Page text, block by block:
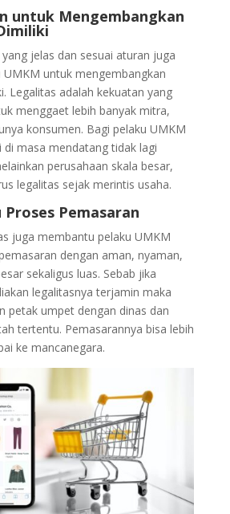
untuk Mengembangkan
jelas dan sesuai aturan juga
untuk mengembangkan
Legalitas adalah kekuatan yang
menggaet lebih banyak mitra,
konsumen. Bagi pelaku UMKM
di masa mendatang tidak lagi
perusahaan skala besar,
legalitas sejak merintis usaha.
Pemasaran
juga membantu pelaku UMKM
dengan aman, nyaman,
sekaligus luas. Sebab jika
legalitasnya terjamin maka
petak umpet dengan dinas dan
tertentu. Pemasarannya bisa lebih
ke mancanegara.